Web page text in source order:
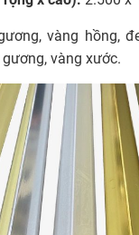
vàng hồng,
vàng xước.